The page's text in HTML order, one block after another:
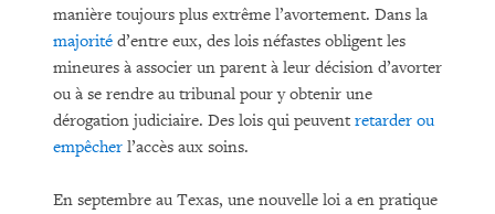
manière toujours plus extrême l’avortement. Dans la
majorité d’entre eux, des lois néfastes obligent les
mineures à associer un parent à leur décision d’avorter
ou à se rendre au tribunal pour y obtenir une
dérogation judiciaire. Des lois qui peuvent retarder ou
empêcher l’accès aux soins.
En septembre au Texas, une nouvelle loi a en pratique